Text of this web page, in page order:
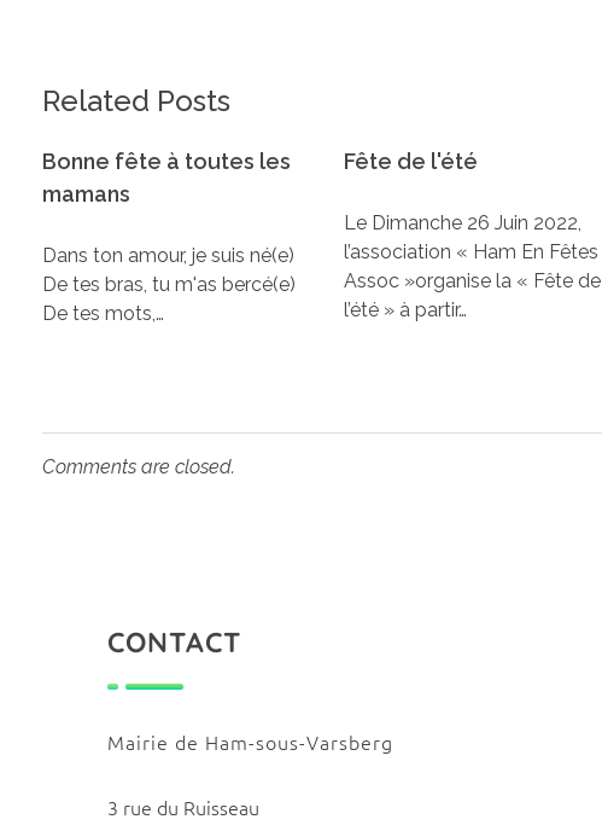
Related Posts
Bonne fête à toutes les
mamans
Dans ton amour, je suis né(e)
De tes bras, tu m'as bercé(e)
De tes mots,…
Fête de l'été
Le Dimanche 26 Juin 2022,
l’association « Ham En Fêtes
Assoc »organise la « Fête de
l’été » à partir…
Comments are closed.
CONTACT
Mairie de Ham-sous-Varsberg
3 rue du Ruisseau